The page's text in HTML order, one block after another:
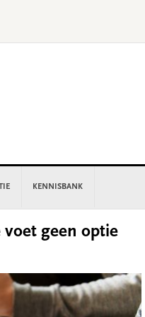
KENNISBANK
voet geen optie